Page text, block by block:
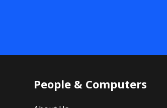
People & Computers